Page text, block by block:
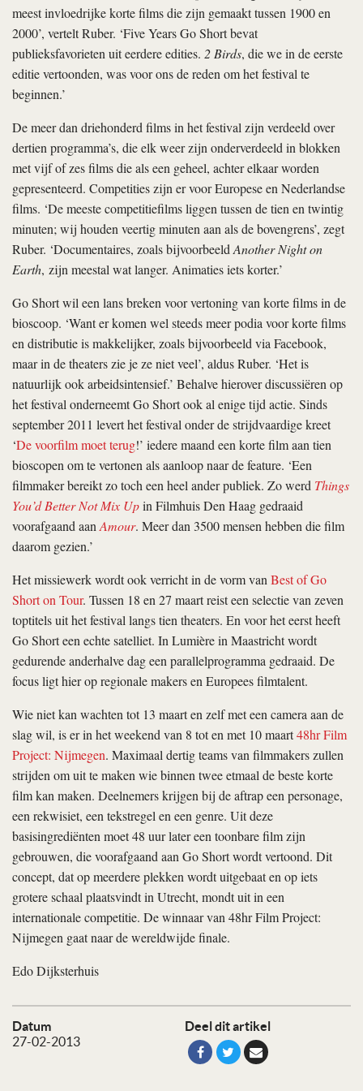
Datum
27-02-2013
Deel dit artikel
meest invloedrijke korte films die zijn gemaakt tussen 1900 en
2000’, vertelt Ruber. ‘Five Years Go Short bevat
publieksfavorieten uit eerdere edities. 2 Birds, die we in de eerste
editie vertoonden, was voor ons de reden om het festival te
beginnen.’
De meer dan driehonderd films in het festival zijn verdeeld over
dertien programma’s, die elk weer zijn onderverdeeld in blokken
met vijf of zes films die als een geheel, achter elkaar worden
gepresenteerd. Competities zijn er voor Europese en Nederlandse
films. ‘De meeste competitiefilms liggen tussen de tien en twintig
minuten; wij houden veertig minuten aan als de bovengrens’, zegt
Ruber. ‘Documentaires, zoals bijvoorbeeldAnother Night on
Earth, zijn meestal wat langer. Animaties iets korter.’
Go Short wil een lans breken voor vertoning van korte films in de
bioscoop. ‘Want er komen wel steeds meer podia voor korte films
en distributie is makkelijker, zoals bijvoorbeeld via Facebook,
maar in de theaters zie je ze niet veel’, aldus Ruber. ‘Het is
natuurlijk ook arbeidsintensief.’ Behalve hierover discussiëren op
het festival onderneemt Go Short ook al enige tijd actie. Sinds
september 2011 levert het festival onder de strijdvaardige kreet
‘De voorfilm moet terug!’ iedere maand een korte film aan tien
bioscopen om te vertonen als aanloop naar de feature. ‘Een
filmmaker bereikt zo toch een heel ander publiek. Zo werd Things
You’d Better Not Mix Upin Filmhuis Den Haag gedraaid
voorafgaand aanAmour. Meer dan 3500 mensen hebben die film
daarom gezien.’
Het missiewerk wordt ook verricht in de vorm vanBest of Go
Short on Tour. Tussen 18 en 27 maart reist een selectie van zeven
toptitels uit het festival langs tien theaters. En voor het eerst heeft
Go Short een echte satelliet. In Lumière in Maastricht wordt
gedurende anderhalve dag een parallelprogramma gedraaid. De
focus ligt hier op regionale makers en Europees filmtalent.
Wie niet kan wachten tot 13 maart en zelf met een camera aan de
slag wil, is er in het weekend van 8 tot en met 10 maart48hr Film
Project: Nijmegen. Maximaal dertig teams van filmmakers zullen
strijden om uit te maken wie binnen twee etmaal de beste korte
film kan maken. Deelnemers krijgen bij de aftrap een personage,
een rekwisiet, een tekstregel en een genre. Uit deze
basisingrediënten moet 48 uur later een toonbare film zijn
gebrouwen, die voorafgaand aan Go Short wordt vertoond. Dit
concept, dat op meerdere plekken wordt uitgebaat en op iets
grotere schaal plaatsvindt in Utrecht, mondt uit in een
internationale competitie. De winnaar van 48hr Film Project:
Nijmegen gaat naar de wereldwijde finale.
Edo Dijksterhuis